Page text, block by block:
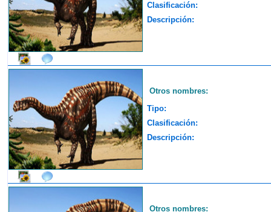
Clasificación:
Descripción:
Otros nombres:
Tipo:
Clasificación:
Descripción:
Otros nombres: